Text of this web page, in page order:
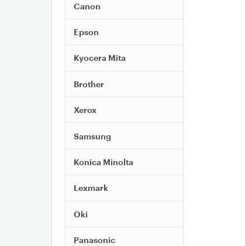
Canon
Epson
Kyocera Mita
Brother
Xerox
Samsung
Konica Minolta
Lexmark
Oki
Panasonic